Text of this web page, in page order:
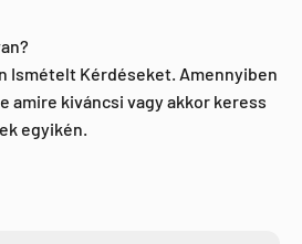
Ismételt Kérdéseket. Amennyiben
amire kiváncsi vagy akkor keress
egyikén.